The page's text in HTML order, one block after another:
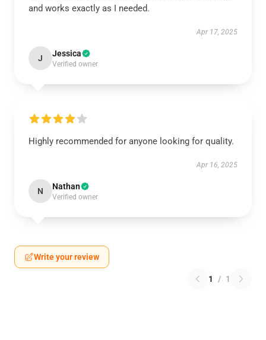
and works exactly as I needed.
Apr 17, 2025
J Jessica
Verified owner
Highly recommended for anyone looking for quality.
Apr 16, 2025
N Nathan
Verified owner
Write your review
1 / 1